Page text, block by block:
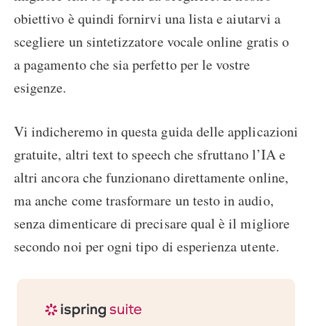
obiettivo è quindi fornirvi una lista e aiutarvi a
scegliere un sintetizzatore vocale online gratis o
a pagamento che sia perfetto per le vostre
esigenze.
Vi indicheremo in questa guida delle applicazioni
gratuite, altri text to speech che sfruttano l’IA e
altri ancora che funzionano direttamente online,
ma anche come trasformare un testo in audio,
senza dimenticare di precisare qual è il migliore
secondo noi per ogni tipo di esperienza utente.